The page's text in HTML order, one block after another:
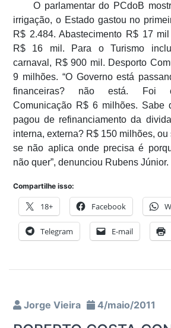
O parlamentar do PCdoB
irrigação, o Estado gastou no
R$ 2.484. Abastecimento R$ 17
R$ 16 mil. Para o Turismo
carnaval, R$ 900 mil. Desporto
9 milhões. “O Governo está
financeiras? não está. Foi
Comunicação R$ 6 milhões. Sabe
pagou de refinanciamento da
interna, externa? R$ 150 milhões,
se não aplica onde precisa é
não quer”, denunciou Rubens Júnior.
Compartilhe isso:
18+ Facebook
Telegram E-mail
Jorge Vieira 4/maio/2011